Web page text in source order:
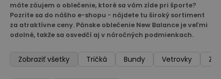
máte záujem o oblečenie, ktoré sa vám zíde pri športe?
Pozrite sa do nášho e-shopu - nájdete tu široký sortiment
za atraktívne ceny. Pánske oblečenie New Balance je veľmi
odolné, takže sa osvedčí aj v náročných podmienkach.
Zobraziť všetky Tričká Bundy Vetrovky